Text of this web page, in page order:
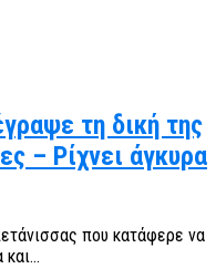
τη δική της
– Ρίχνει άγκυρα
που κατάφερε να